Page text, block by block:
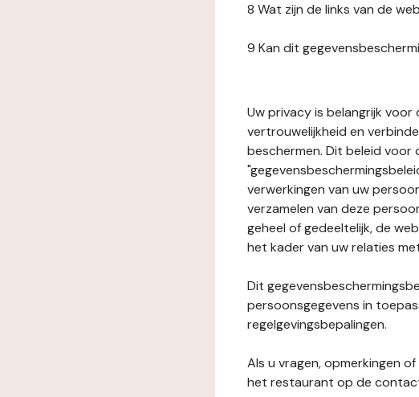
8 Wat zijn de links van de
9 Kan dit
Uw privacy is belangrijk
vertrouwelijkheid en
beschermen. Dit beleid voor
verwerkingen van uw
verzamelen van deze
geheel of gedeeltelijk, de
het kader van uw relaties
Dit
persoonsgegevens in
regelgevingsbepalingen.
Als u vragen, opmerkingen
het restaurant op de